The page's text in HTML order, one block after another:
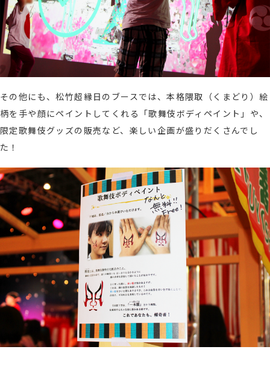
その他にも、松竹超縁日のブースでは、本格隈取（くまどり）絵
柄を手や顔にペイントしてくれる「歌舞伎ボディペイント」や、
限定歌舞伎グッズの販売など、楽しい企画が盛りだくさんでし
た！